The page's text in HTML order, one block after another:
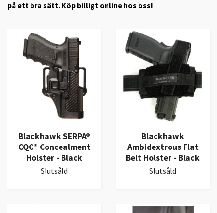
på ett bra sätt. Köp billigt online hos oss!
Blackhawk SERPA®
CQC® Concealment
Holster - Black
Slutsåld
Blackhawk
Ambidextrous Flat
Belt Holster - Black
Slutsåld